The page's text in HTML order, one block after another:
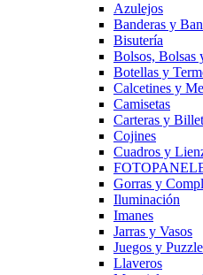
Azulejos
Banderas y
Bisutería
Bolsos, Bolsas
Botellas y
Calcetines y
Camisetas
Carteras y
Cojines
Cuadros y
Gorras y
Iluminación
Imanes
Jarras y Vasos
Juegos y
Llaveros